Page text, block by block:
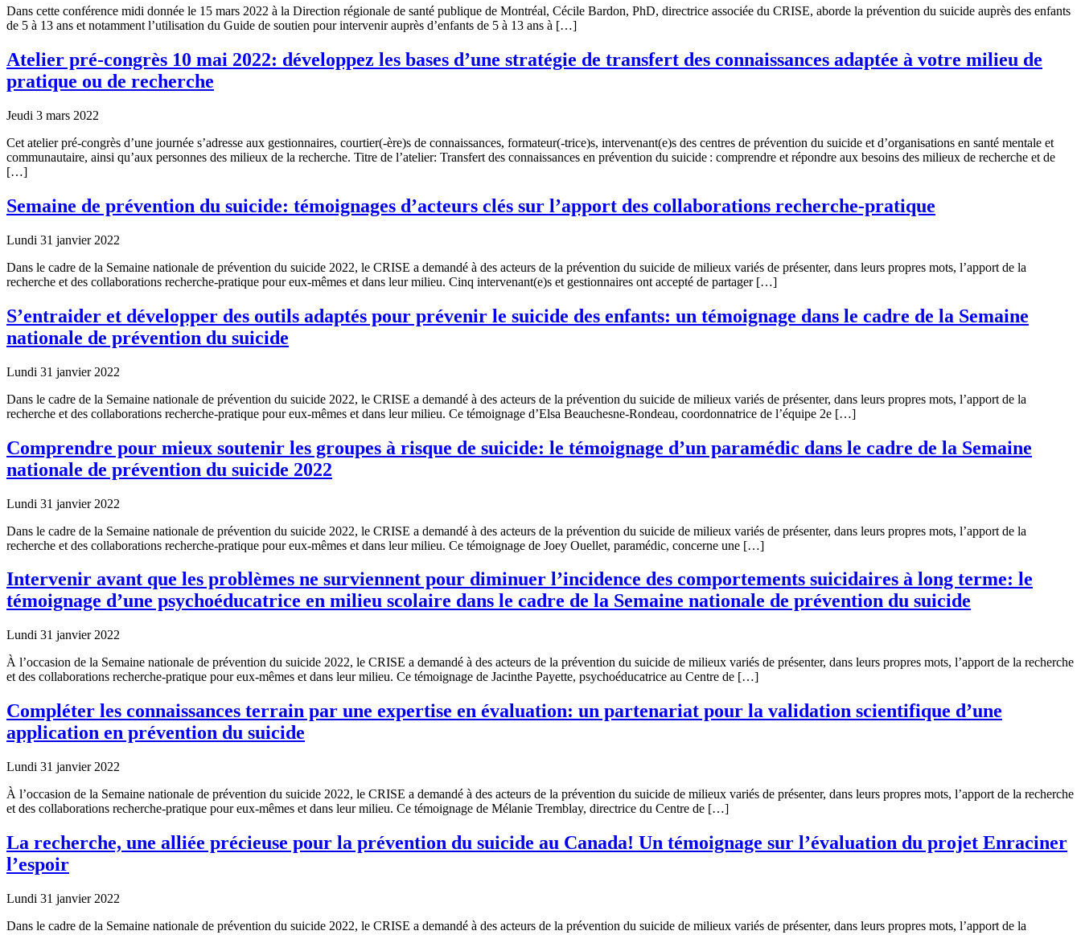
Dans cette conférence midi donnée le 15 mars 2022 à la Direction régionale de santé publique de Montréal, Cécile Bardon, PhD, directrice associée du CRISE, aborde la prévention du suicide auprès des enfants
de 5 à 13 ans et notamment l’utilisation du Guide de soutien pour intervenir auprès d’enfants de 5 à 13 ans à […]
Atelier pré-congrès 10 mai 2022: développez les bases d’une stratégie de transfert des connaissances adaptée à votre milieu de
pratique ou de recherche
Jeudi 3 mars 2022
Cet atelier pré-congrès d’une journée s’adresse aux gestionnaires, courtier(-ère)s de connaissances, formateur(-trice)s, intervenant(e)s des centres de prévention du suicide et d’organisations en santé mentale et
communautaire, ainsi qu’aux personnes des milieux de la recherche. Titre de l’atelier: Transfert des connaissances en prévention du suicide : comprendre et répondre aux besoins des milieux de recherche et de
[…]
Semaine de prévention du suicide: témoignages d’acteurs clés sur l’apport des collaborations recherche-pratique
Lundi 31 janvier 2022
Dans le cadre de la Semaine nationale de prévention du suicide 2022, le CRISE a demandé à des acteurs de la prévention du suicide de milieux variés de présenter, dans leurs propres mots, l’apport de la
recherche et des collaborations recherche-pratique pour eux-mêmes et dans leur milieu. Cinq intervenant(e)s et gestionnaires ont accepté de partager […]
S’entraider et développer des outils adaptés pour prévenir le suicide des enfants: un témoignage dans le cadre de la Semaine
nationale de prévention du suicide
Lundi 31 janvier 2022
Dans le cadre de la Semaine nationale de prévention du suicide 2022, le CRISE a demandé à des acteurs de la prévention du suicide de milieux variés de présenter, dans leurs propres mots, l’apport de la
recherche et des collaborations recherche-pratique pour eux-mêmes et dans leur milieu. Ce témoignage d’Elsa Beauchesne-Rondeau, coordonnatrice de l’équipe 2e […]
Comprendre pour mieux soutenir les groupes à risque de suicide: le témoignage d’un paramédic dans le cadre de la Semaine
nationale de prévention du suicide 2022
Lundi 31 janvier 2022
Dans le cadre de la Semaine nationale de prévention du suicide 2022, le CRISE a demandé à des acteurs de la prévention du suicide de milieux variés de présenter, dans leurs propres mots, l’apport de la
recherche et des collaborations recherche-pratique pour eux-mêmes et dans leur milieu. Ce témoignage de Joey Ouellet, paramédic, concerne une […]
Intervenir avant que les problèmes ne surviennent pour diminuer l’incidence des comportements suicidaires à long terme: le
témoignage d’une psychoéducatrice en milieu scolaire dans le cadre de la Semaine nationale de prévention du suicide
Lundi 31 janvier 2022
À l’occasion de la Semaine nationale de prévention du suicide 2022, le CRISE a demandé à des acteurs de la prévention du suicide de milieux variés de présenter, dans leurs propres mots, l’apport de la recherche
et des collaborations recherche-pratique pour eux-mêmes et dans leur milieu. Ce témoignage de Jacinthe Payette, psychoéducatrice au Centre de […]
Compléter les connaissances terrain par une expertise en évaluation: un partenariat pour la validation scientifique d’une
application en prévention du suicide
Lundi 31 janvier 2022
À l’occasion de la Semaine nationale de prévention du suicide 2022, le CRISE a demandé à des acteurs de la prévention du suicide de milieux variés de présenter, dans leurs propres mots, l’apport de la recherche
et des collaborations recherche-pratique pour eux-mêmes et dans leur milieu. Ce témoignage de Mélanie Tremblay, directrice du Centre de […]
La recherche, une alliée précieuse pour la prévention du suicide au Canada! Un témoignage sur l’évaluation du projet Enraciner
l’espoir
Lundi 31 janvier 2022
Dans le cadre de la Semaine nationale de prévention du suicide 2022, le CRISE a demandé à des acteurs de la prévention du suicide de milieux variés de présenter, dans leurs propres mots, l’apport de la